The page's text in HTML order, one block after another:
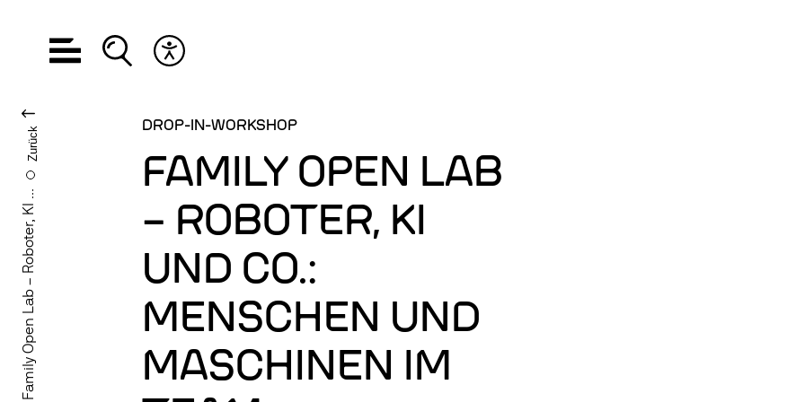
Hauptnavigation öffnen
Suche öffnen
2. Family Open Lab – Roboter, KI ...
Zurück DROP-IN-WORKSHOP
FAMILY OPEN LAB
– ROBOTER, KI
UND CO.:
MENSCHEN UND
MASCHINEN IM